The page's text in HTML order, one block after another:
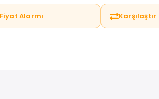
Fiyat Alarmı Karşılaştır